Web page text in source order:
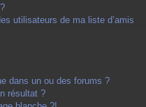
utilisateurs de ma liste d’amis
dans un ou des forums ?
résultat ?